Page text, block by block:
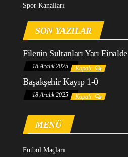
Spor Kanalları
SON YAZILAR
Filenin Sultanları Yarı Finalde
18 Aralık 2025 Kapalı
Başakşehir Kayıp 1-0
18 Aralık 2025 Kapalı
MENÜ
Futbol Maçları